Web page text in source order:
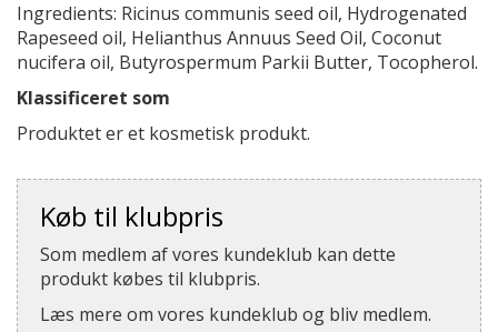
Ingredients: Ricinus communis seed oil, Hydrogenated
Rapeseed oil, Helianthus Annuus Seed Oil, Coconut
nucifera oil, Butyrospermum Parkii Butter, Tocopherol.
Klassificeret som
Produktet er et kosmetisk produkt.
Køb til klubpris
Som medlem af vores kundeklub kan dette
produkt købes til klubpris.
Læs mere om vores kundeklub og bliv medlem.